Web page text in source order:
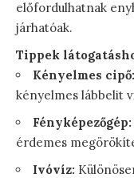
előfordulhatnak
járhatóak.
Tippek
Kényelmes cipő:
kényelmes lábbelit
Fényképezőgép:
érdemes
Ivóvíz: